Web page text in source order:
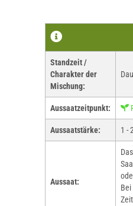
Standzeit /
Charakter der
Mischung:
Aussaatzeitpunkt:
Aussaatstärke: 1 -
Aussaat: